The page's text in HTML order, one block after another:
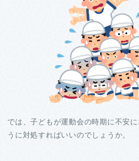
では、子どもが運動会の時期に不安
うに対処すればいいのでしょうか。